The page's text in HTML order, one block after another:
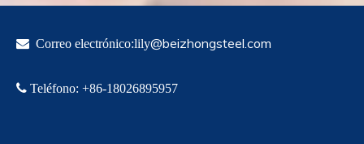
 Correo electrónico:lily@beizhongsteel.com
 Teléfono: +86-18026895957